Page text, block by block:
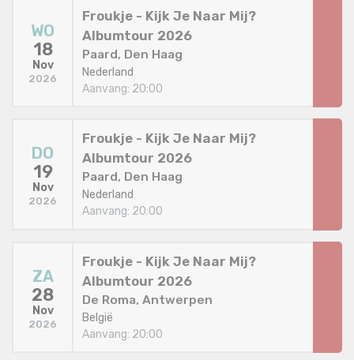
WO
18
Nov
2026
Froukje - Kijk Je Naar Mij?
Albumtour 2026
Paard, Den Haag
Nederland
Aanvang: 20:00
DO
19
Nov
2026
Froukje - Kijk Je Naar Mij?
Albumtour 2026
Paard, Den Haag
Nederland
Aanvang: 20:00
ZA
28
Nov
2026
Froukje - Kijk Je Naar Mij?
Albumtour 2026
De Roma, Antwerpen
België
Aanvang: 20:00